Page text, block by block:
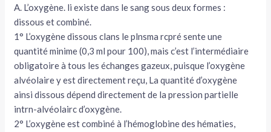
A. L’oxygène. li existe dans le sang sous deux formes :
dissous et combiné.
1° L’oxygène dissous clans le plnsma rcpré sente une
quantité minime (0,3 ml pour 100), mais c’est l’intermédiaire
obligatoire à tous les échanges gazeux, puisque l’oxygène
alvéolaire y est directement reçu, La quantité d’oxygène
ainsi dissous dépend directement de la pression partielle
intrn-alvéolairc d’oxygène.
2° L’oxygène est combiné à l’hémoglobine des hématies,